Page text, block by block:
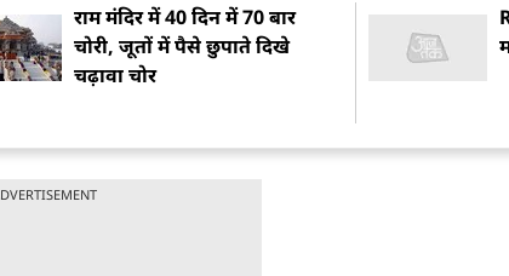
राम मंदिर में 40 दिन में 70 बार
चोरी, जूतों में पैसे छुपाते दिखे
चढ़ावा चोर